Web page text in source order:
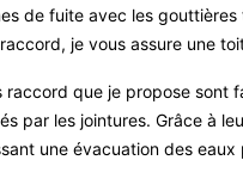
de fuite avec les
je vous assure une
raccord que je propose sont
par les jointures. Grâce à
une évacuation des